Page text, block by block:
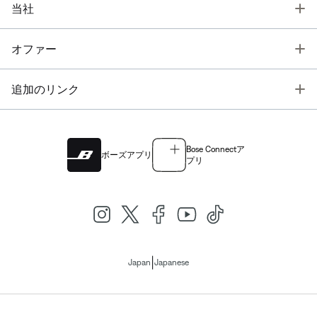
当社
オファー
追加のリンク
ボーズアプリ
Bose Connectア
プリ
Japan Japanese